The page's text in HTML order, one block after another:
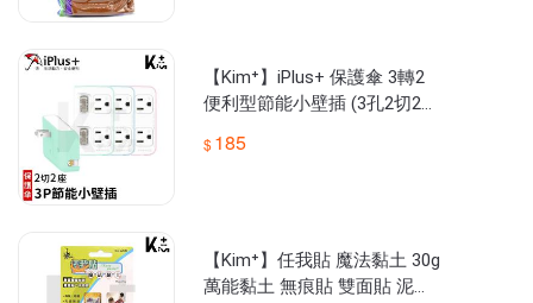
【Kim⁺】iPlus+ 保護傘 3轉2
便利型節能小壁插 (3孔2切2
185
【Kim⁺】任我貼 魔法黏土 30g
萬能黏土 無痕貼 雙面貼 泥寶